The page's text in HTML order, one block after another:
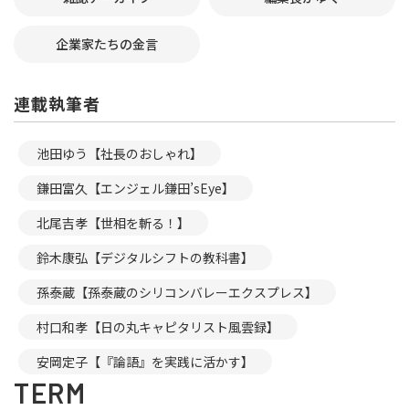
企業家たちの金言
連載執筆者
池田ゆう【社長のおしゃれ】
鎌田富久【エンジェル鎌田’sEye】
北尾吉孝【世相を斬る！】
鈴木康弘【デジタルシフトの教科書】
孫泰蔵【孫泰蔵のシリコンバレーエクスプレス】
村口和孝【日の丸キャピタリスト風雲録】
安岡定子【『論語』を実践に活かす】
TERM